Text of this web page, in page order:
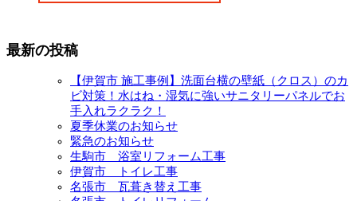
最新の投稿
【伊賀市 施工事例】洗面台横の壁紙（クロス）のカ
ビ対策！水はね・湿気に強いサニタリーパネルでお
手入れラクラク！
夏季休業のお知らせ
緊急のお知らせ
生駒市 浴室リフォーム工事
伊賀市 トイレ工事
名張市 瓦葺き替え工事